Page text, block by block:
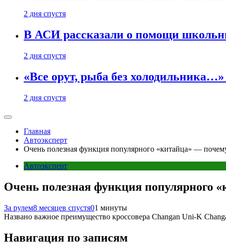
2 дня спустя
В АСИ рассказали о помощи
2 дня спустя
«Все орут, рыба без
2 дня спустя
Главная
Автоэксперт
Очень полезная функция популярного «китайца» —
Автоэксперт
Очень полезная функция популярного
За рулем8 месяцев спустя01 минуты
Названо важное преимущество кроссовера Changan Uni-K
Навигация по записям